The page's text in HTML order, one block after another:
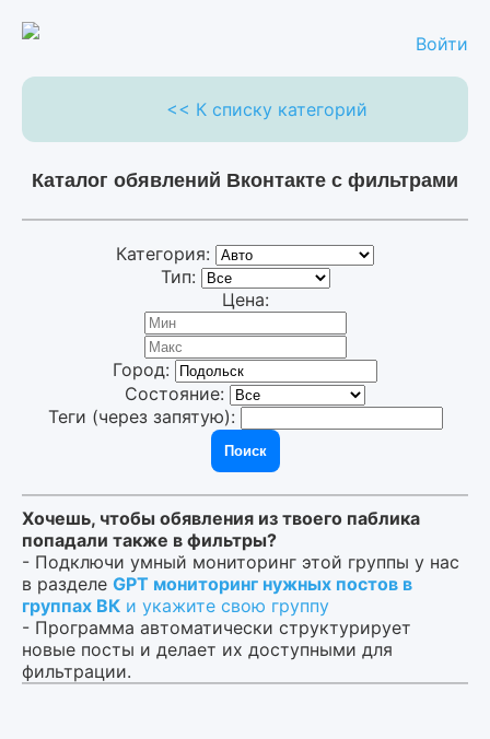
Войти
<< К списку категорий
Каталог обявлений Вконтакте с фильтрами
Категория:
Тип:
Цена:
Город:
Состояние:
Теги (через запятую):
Поиск
Хочешь, чтобы обявления из твоего паблика
попадали также в фильтры?
- Подключи умный мониторинг этой группы у нас
в разделе GPT мониторинг нужных постов в
группах ВК и укажите свою группу
- Программа автоматически структурирует
новые посты и делает их доступными для
фильтрации.